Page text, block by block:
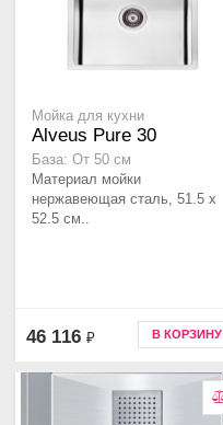
Мойка для кухни
Alveus Pure 30
База: От 50 см
Материал мойки
нержавеющая сталь, 51.5 x
52.5 см..
46 116 ₽ В КОРЗИНУ